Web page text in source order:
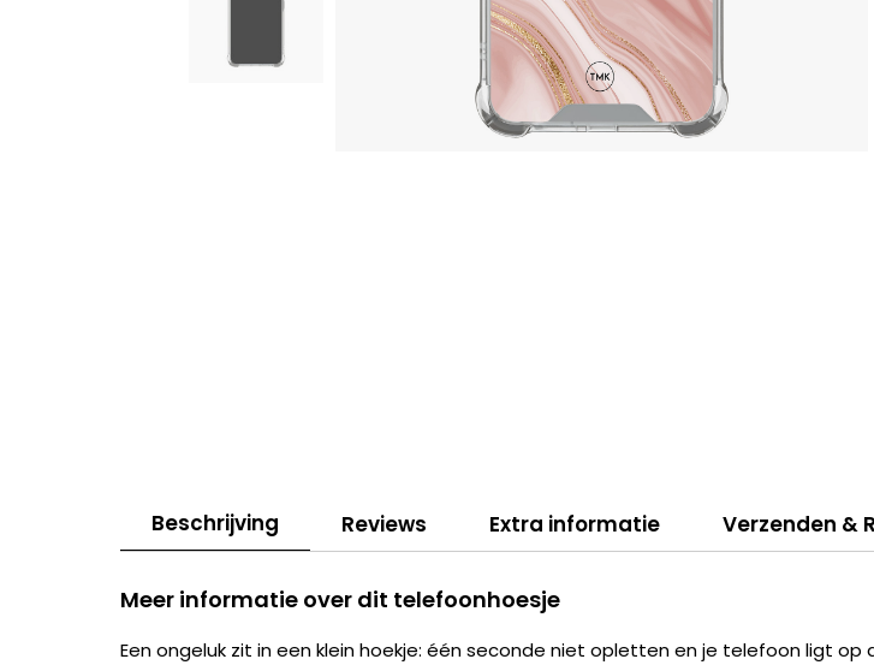
Beschrijving Reviews Extra informatie Verzenden &
Meer informatie over dit telefoonhoesje
Een ongeluk zit in een klein hoekje: één seconde niet opletten en je telefoon ligt op